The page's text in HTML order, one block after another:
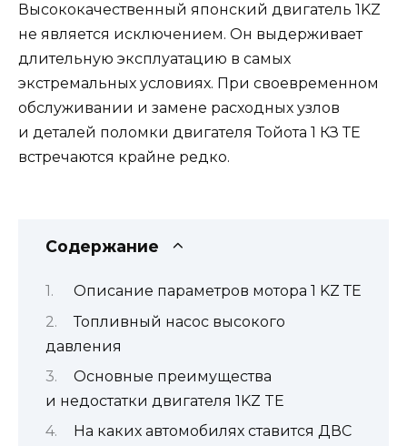
Высококачественный японский двигатель 1KZ
не является исключением. Он выдерживает
длительную эксплуатацию в самых
экстремальных условиях. При своевременном
обслуживании и замене расходных узлов
и деталей поломки двигателя Тойота 1 КЗ ТЕ
встречаются крайне редко.
Содержание
Описание параметров мотора 1 KZ ТЕ
Топливный насос высокого
давления
Основные преимущества
и недостатки двигателя 1KZ TE
На каких автомобилях ставится ДВС